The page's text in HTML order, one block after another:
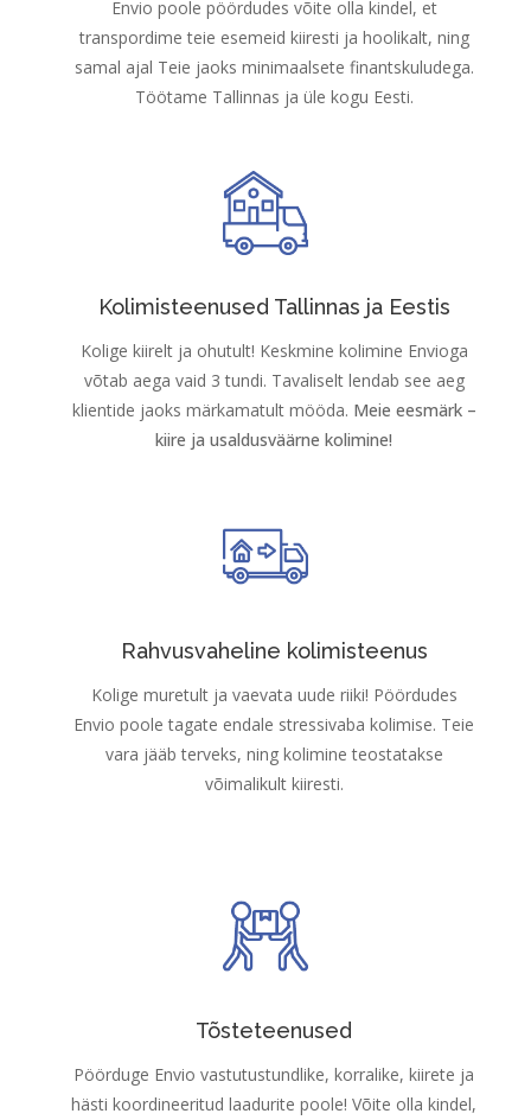
Envio poole pöördudes võite olla kindel, et
transpordime teie esemeid kiiresti ja hoolikalt, ning
samal ajal Teie jaoks minimaalsete finantskuludega.
Töötame Tallinnas ja üle kogu Eesti.
Kolimisteenused Tallinnas ja Eestis
Kolige kiirelt ja ohutult! Keskmine kolimine Envioga
võtab aega vaid 3 tundi. Tavaliselt lendab see aeg
klientide jaoks märkamatult mööda. Meie eesmärk –
kiire ja usaldusväärne kolimine!
Rahvusvaheline kolimisteenus
Kolige muretult ja vaevata uude riiki! Pöördudes
Envio poole tagate endale stressivaba kolimise. Teie
vara jääb terveks, ning kolimine teostatakse
võimalikult kiiresti.
Tõsteteenused
Pöörduge Envio vastutustundlike, korralike, kiirete ja
hästi koordineeritud laadurite poole! Võite olla kindel,